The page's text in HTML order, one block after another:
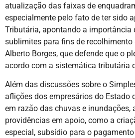
atualização das faixas de
especialmente pelo fato de ter sido
Tributária, apontando a importância
sublimites para fins de recolhimento
Alberto Borges, que defende que o
acordo com a sistemática tributária
Além das discussões sobre o
aflições dos empresários do Estado
em razão das chuvas e inundações,
providências em apoio, como a
especial, subsídio para o